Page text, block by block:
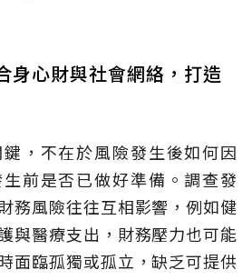
身心財與社會網絡，打造
，不在於風險發生後如何因
前是否已做好準備。調查發
務風險往往互相影響，例如健
與醫療支出，財務壓力也可能
面臨孤獨或孤立，缺乏可提供